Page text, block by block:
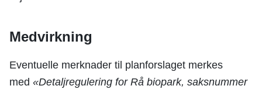
Medvirkning
Eventuelle merknader til planforslaget merkes
med «Detaljregulering for Rå biopark, saksnummer